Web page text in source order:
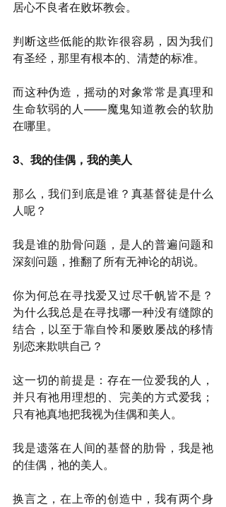
居心不良者在败坏教会。
判断这些低能的欺诈很容易，因为我们
有圣经，那里有根本的、清楚的标准。
而这种伪造，摇动的对象常常是真理和
生命软弱的人——魔鬼知道教会的软肋
在哪里。
3、我的佳偶，我的美人
那么，我们到底是谁？真基督徒是什么
人呢？
我是谁的肋骨问题，是人的普遍问题和
深刻问题，推翻了所有无神论的胡说。
你为何总在寻找爱又过尽千帆皆不是？
为什么我总是在寻找哪一种没有缝隙的
结合，以至于靠自怜和屡败屡战的移情
别恋来欺哄自己？
这一切的前提是：存在一位爱我的人，
并只有祂用理想的、完美的方式爱我；
只有祂真地把我视为佳偶和美人。
我是遗落在人间的基督的肋骨，我是祂
的佳偶，祂的美人。
换言之，在上帝的创造中，我有两个身